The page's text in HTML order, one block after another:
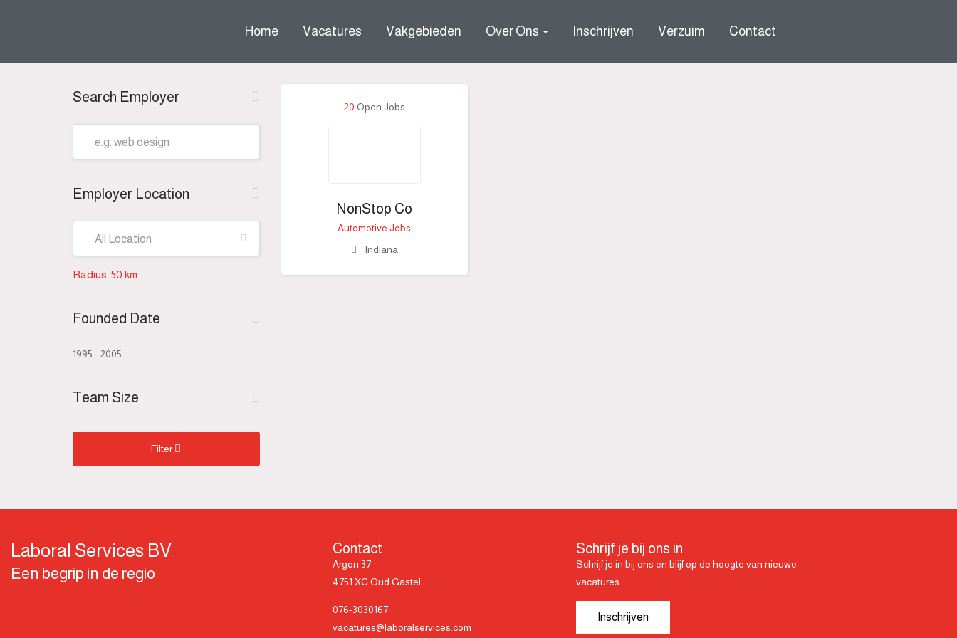
submenu (Over ons)
Home Vacatures Vakgebieden Over Ons Inschrijven Verzuim Contact
Search Employer
Employer Location
Radius: 50 km
Founded Date
1995 - 2005
Team Size
Filter
20 Open Jobs
NonStop Co
Automotive Jobs
Indiana
Laboral Services BV
Een begrip in de regio
Contact
Argon 37
4751 XC Oud Gastel
076-3030167
vacatures@laboralservices.com
Schrijf je bij ons in
Schrijf je in bij ons en blijf op de hoogte van nieuwe
vacatures.
Inschrijven